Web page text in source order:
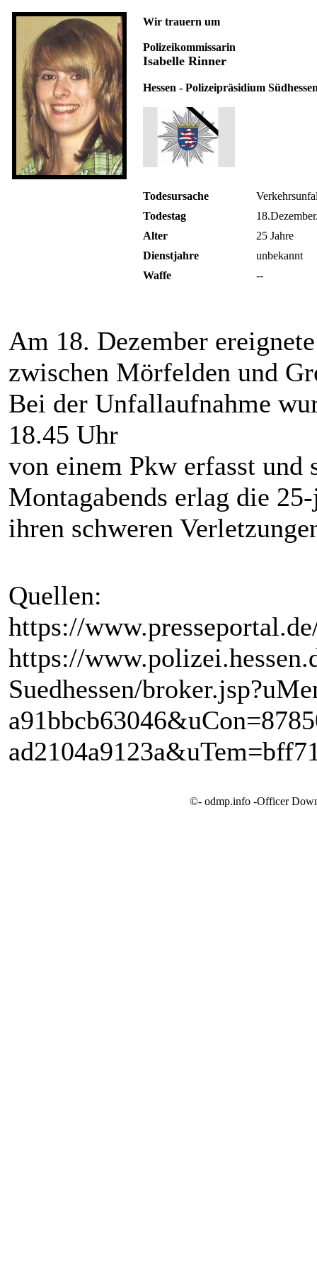
Wir trauern um
Polizeikommissarin
Isabelle Rinner
Hessen - Polizeipräsidium
Todesursache
Todestag
Alter
25 Jahre
Dienstjahre
unbekannt
Waffe
--
Am 18. Dezember
zwischen Mörfelden und
Bei der Unfallaufnahme
18.45 Uhr
von einem Pkw erfasst
Montagabends erlag die
ihren schweren
Quellen:
https://
https://
Suedhessen/
©- odmp.info -Officer